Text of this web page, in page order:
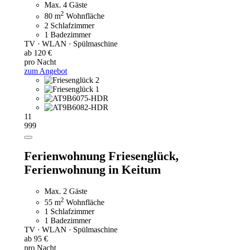
Max. 4 Gäste
80 m2 Wohnfläche
2 Schlafzimmer
1 Badezimmer
TV · WLAN · Spülmaschine
ab 120 €
pro Nacht
zum Angebot
11
999
Ferienwohnung Friesenglück,
Ferienwohnung in Keitum
Max. 2 Gäste
55 m2 Wohnfläche
1 Schlafzimmer
1 Badezimmer
TV · WLAN · Spülmaschine
ab 95 €
pro Nacht